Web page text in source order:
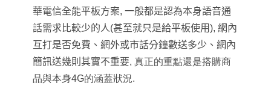
華電信全能平板方案, 一般都是認為本身語音通
話需求比較少的人(甚至就只是給平板使用), 網內
互打是否免費、網外或市話分鐘數送多少、網內
簡訊送幾則其實不重要, 真正的重點還是搭購商
品與本身4G的涵蓋狀況.